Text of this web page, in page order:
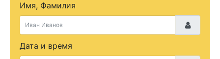
Имя, Фамилия
Дата и время